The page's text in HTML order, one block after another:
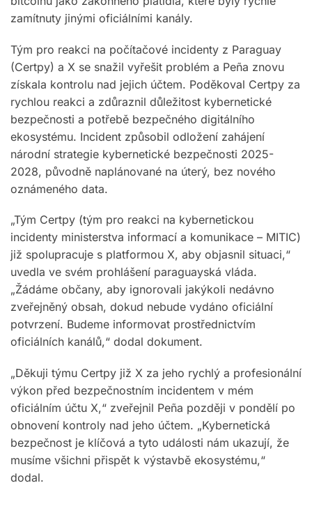
zamítnuty jinými oficiálními kanály.
Tým pro reakci na počítačové incidenty z Paraguay
(Certpy) a X se snažil vyřešit problém a Peña znovu
získala kontrolu nad jejich účtem. Poděkoval Certpy za
rychlou reakci a zdůraznil důležitost kybernetické
bezpečnosti a potřebě bezpečného digitálního
ekosystému. Incident způsobil odložení zahájení
národní strategie kybernetické bezpečnosti 2025-
2028, původně naplánované na úterý, bez nového
oznámeného data.
„Tým Certpy (tým pro reakci na kybernetickou
incidenty ministerstva informací a komunikace – MITIC)
již spolupracuje s platformou X, aby objasnil situaci,“
uvedla ve svém prohlášení paraguayská vláda.
„Žádáme občany, aby ignorovali jakýkoli nedávno
zveřejněný obsah, dokud nebude vydáno oficiální
potvrzení. Budeme informovat prostřednictvím
oficiálních kanálů,“ dodal dokument.
„Děkuji týmu Certpy již X za jeho rychlý a profesionální
výkon před bezpečnostním incidentem v mém
oficiálním účtu X,“ zveřejnil Peña později v pondělí po
obnovení kontroly nad jeho účtem. „Kybernetická
bezpečnost je klíčová a tyto události nám ukazují, že
musíme všichni přispět k výstavbě ekosystému,“
dodal.